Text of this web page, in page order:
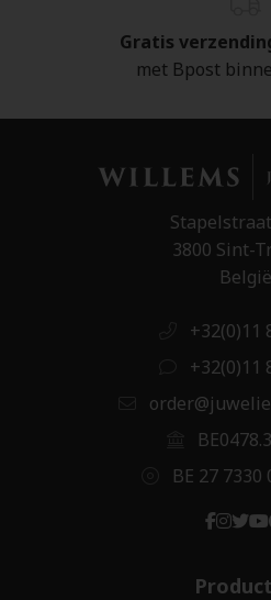
Gratis
met Bpost
3800 Sint-
België
+32(0)11
+32(0)11
BE 27 7330